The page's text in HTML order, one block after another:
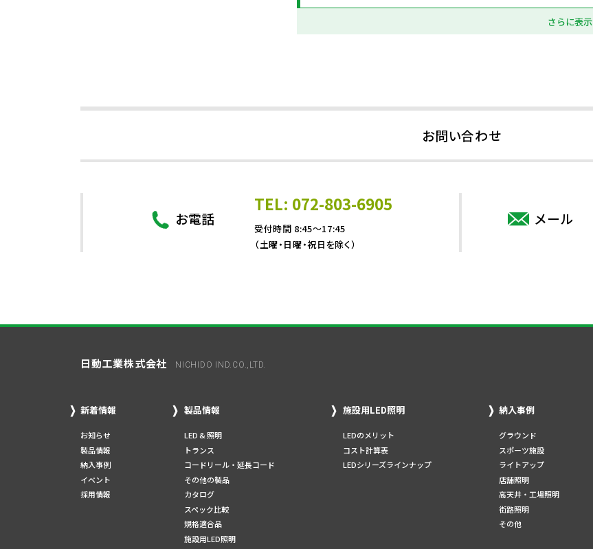
さらに表示
お問い合わせ
お電話
TEL: 072-803-6905
受付時間 8:45～17:45
（土曜・日曜・祝日を除く）
メール
日動工業株式会社 NICHIDO IND.CO.,LTD.
新着情報
お知らせ
製品情報
納入事例
イベント
採用情報
製品情報
LED & 照明
トランス
コードリール・延長コード
その他の製品
カタログ
スペック比較
規格適合品
施設用LED照明
施設用LED照明
LEDのメリット
コスト計算表
LEDシリーズラインナップ
納入事例
グラウンド
スポーツ施設
ライトアップ
店舗照明
高天井・工場照明
街路照明
その他